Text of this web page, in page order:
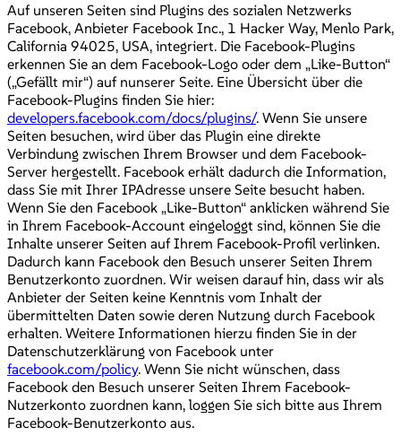
Auf unseren Seiten sind Plugins des sozialen Netzwerks
Facebook, Anbieter Facebook Inc., 1 Hacker Way, Menlo Park,
California 94025, USA, integriert. Die Facebook-Plugins
erkennen Sie an dem Facebook-Logo oder dem „Like-Button“
(„Gefällt mir“) auf nunserer Seite. Eine Übersicht über die
Facebook-Plugins finden Sie hier:
developers.facebook.com/docs/plugins/. Wenn Sie unsere
Seiten besuchen, wird über das Plugin eine direkte
Verbindung zwischen Ihrem Browser und dem Facebook-
Server hergestellt. Facebook erhält dadurch die Information,
dass Sie mit Ihrer IPAdresse unsere Seite besucht haben.
Wenn Sie den Facebook „Like-Button“ anklicken während Sie
in Ihrem Facebook-Account eingeloggt sind, können Sie die
Inhalte unserer Seiten auf Ihrem Facebook-Profil verlinken.
Dadurch kann Facebook den Besuch unserer Seiten Ihrem
Benutzerkonto zuordnen. Wir weisen darauf hin, dass wir als
Anbieter der Seiten keine Kenntnis vom Inhalt der
übermittelten Daten sowie deren Nutzung durch Facebook
erhalten. Weitere Informationen hierzu finden Sie in der
Datenschutzerklärung von Facebook unter
facebook.com/policy. Wenn Sie nicht wünschen, dass
Facebook den Besuch unserer Seiten Ihrem Facebook-
Nutzerkonto zuordnen kann, loggen Sie sich bitte aus Ihrem
Facebook-Benutzerkonto aus.